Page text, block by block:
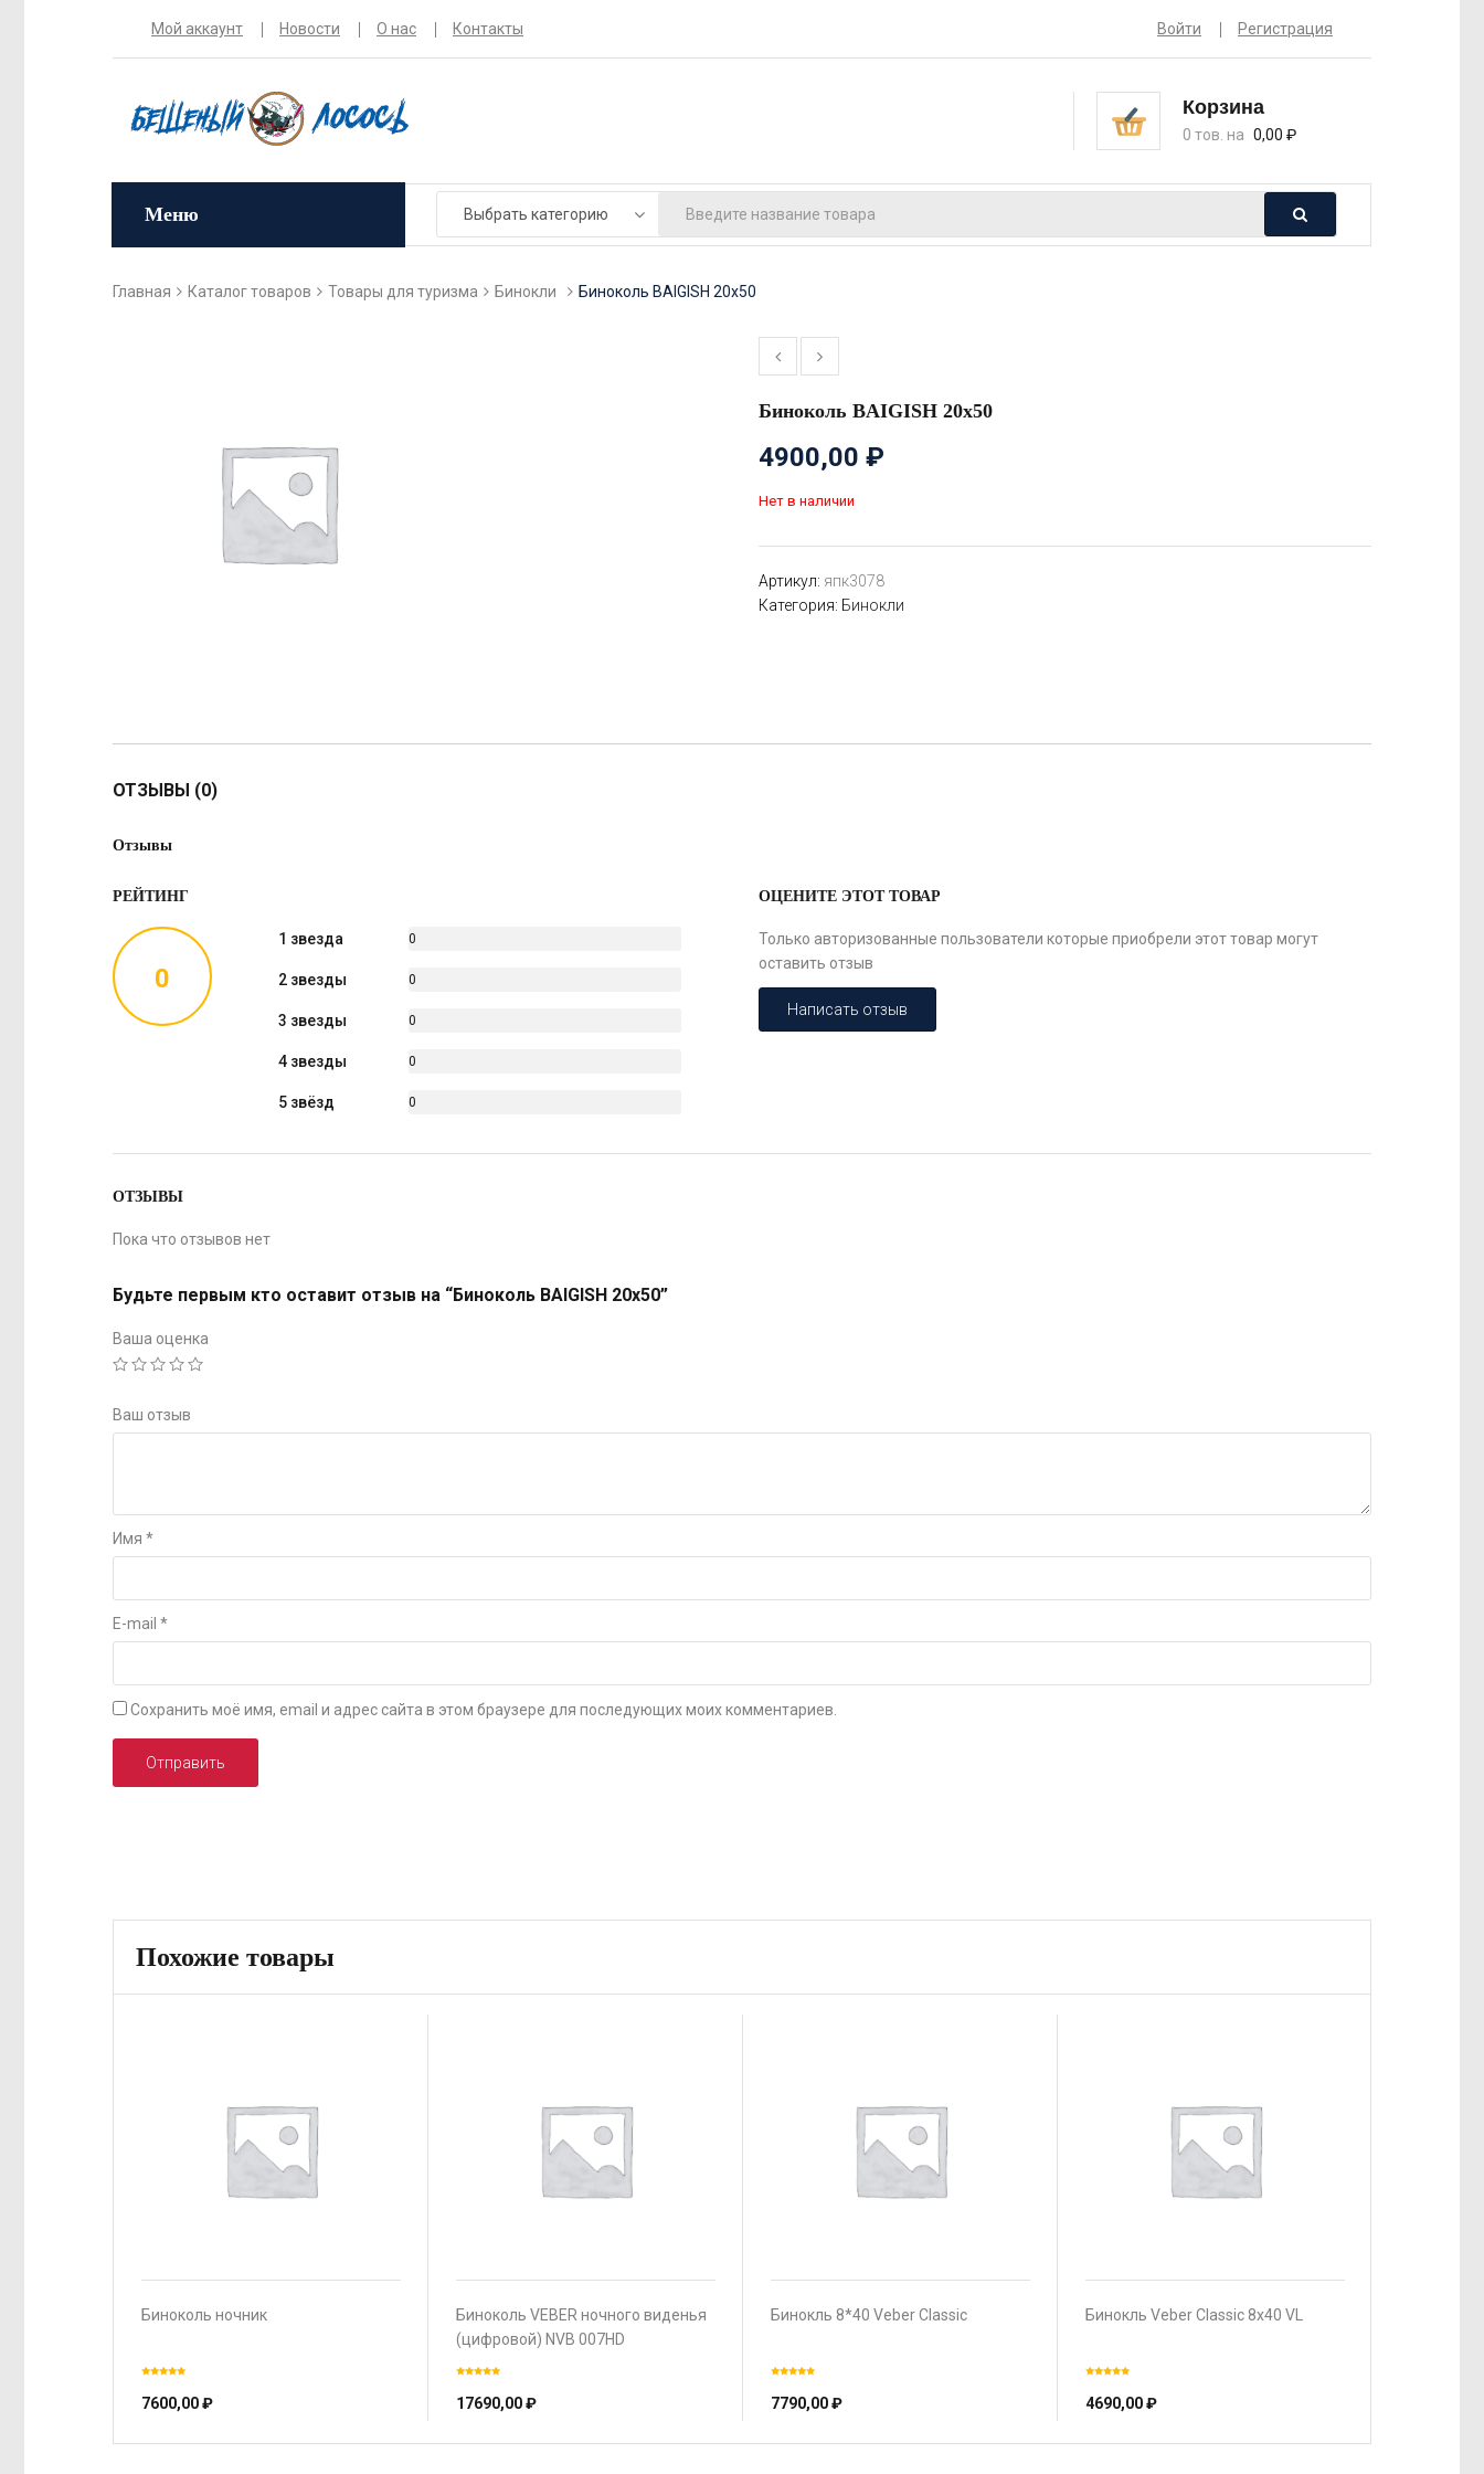
Мой аккаунт Новости О нас Контакты Войти Регистрация
Корзина
0 тов. на 0,00 ₽
Меню
Главная Каталог товаров Товары для туризма Бинокли Биноколь BAIGISH 20х50
Биноколь BAIGISH 20х50
4900,00 ₽
Нет в наличии
Артикул: япк3078
Категория: Бинокли
ОТЗЫВЫ (0)
Отзывы
РЕЙТИНГ
0
1 звезда
0
2 звезды
0
3 звезды
0
4 звезды
0
5 звёзд
0
ОЦЕНИТЕ ЭТОТ ТОВАР
Только авторизованные пользователи которые приобрели этот товар могут
оставить отзыв
Написать отзыв
ОТЗЫВЫ
Пока что отзывов нет
Будьте первым кто оставит отзыв на “Биноколь BAIGISH 20х50”
Ваша оценка
Ваш отзыв
Имя *
E-mail *
Сохранить моё имя, email и адрес сайта в этом браузере для последующих моих комментариев.
Похожие товары
Биноколь ночник
7600,00₽
Биноколь VEBER ночного виденья
(цифровой) NVB 007HD
17690,00₽
Бинокль 8*40 Veber Classic
7790,00₽
Бинокль Veber Classic 8х40 VL
4690,00₽